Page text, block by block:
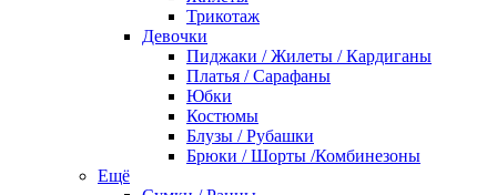
Трикотаж
Девочки
Пиджаки / Жилеты / Кардиганы
Платья / Сарафаны
Юбки
Костюмы
Блузы / Рубашки
Брюки / Шорты /Комбинезоны
Ещё